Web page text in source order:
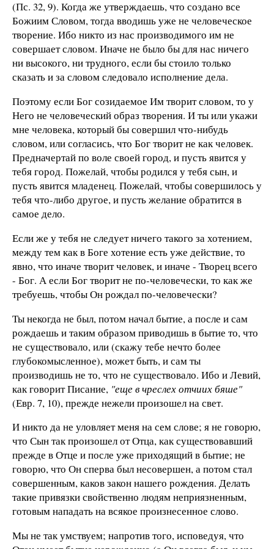
(Пс. 32, 9). Когда же утверждаешь, что создано все
Божиим Словом, тогда вводишь уже не человеческое
творение. Ибо никто из нас производимого им не
совершает словом. Иначе не было бы для нас ничего
ни высокого, ни трудного, если бы стоило только
сказать и за словом следовало исполнение дела.
Поэтому если Бог созидаемое Им творит словом, то у
Него не человеческий образ творения. И ты или укажи
мне человека, который бы совершил что-нибудь
словом, или согласись, что Бог творит не как человек.
Предначертай по воле своей город, и пусть явится у
тебя город. Пожелай, чтобы родился у тебя сын, и
пусть явится младенец. Пожелай, чтобы совершилось у
тебя что-либо другое, и пусть желание обратится в
самое дело.
Если же у тебя не следует ничего такого за хотением,
между тем как в Боге хотение есть уже действие, то
явно, что иначе творит человек, и иначе - Творец всего
- Бог. А если Бог творит не по-человечески, то как же
требуешь, чтобы Он рождал по-человечески?
Ты некогда не был, потом начал бытие, а после и сам
рождаешь и таким образом приводишь в бытие то, что
не существовало, или (скажу тебе нечто более
глубокомысленное), может быть, и сам ты
производишь не то, что не существовало. Ибо и Левий,
как говорит Писание, "еще в чреслех отчиих бяше"
(Евр. 7, 10), прежде нежели произошел на свет.
И никто да не уловляет меня на сем слове; я не говорю,
что Сын так произошел от Отца, как существовавший
прежде в Отце и после уже приходящий в бытие; не
говорю, что Он сперва был несовершен, а потом стал
совершенным, каков закон нашего рождения. Делать
такие привязки свойственно людям неприязненным,
готовым нападать на всякое произнесенное слово.
Мы не так умствуем; напротив того, исповедуя, что